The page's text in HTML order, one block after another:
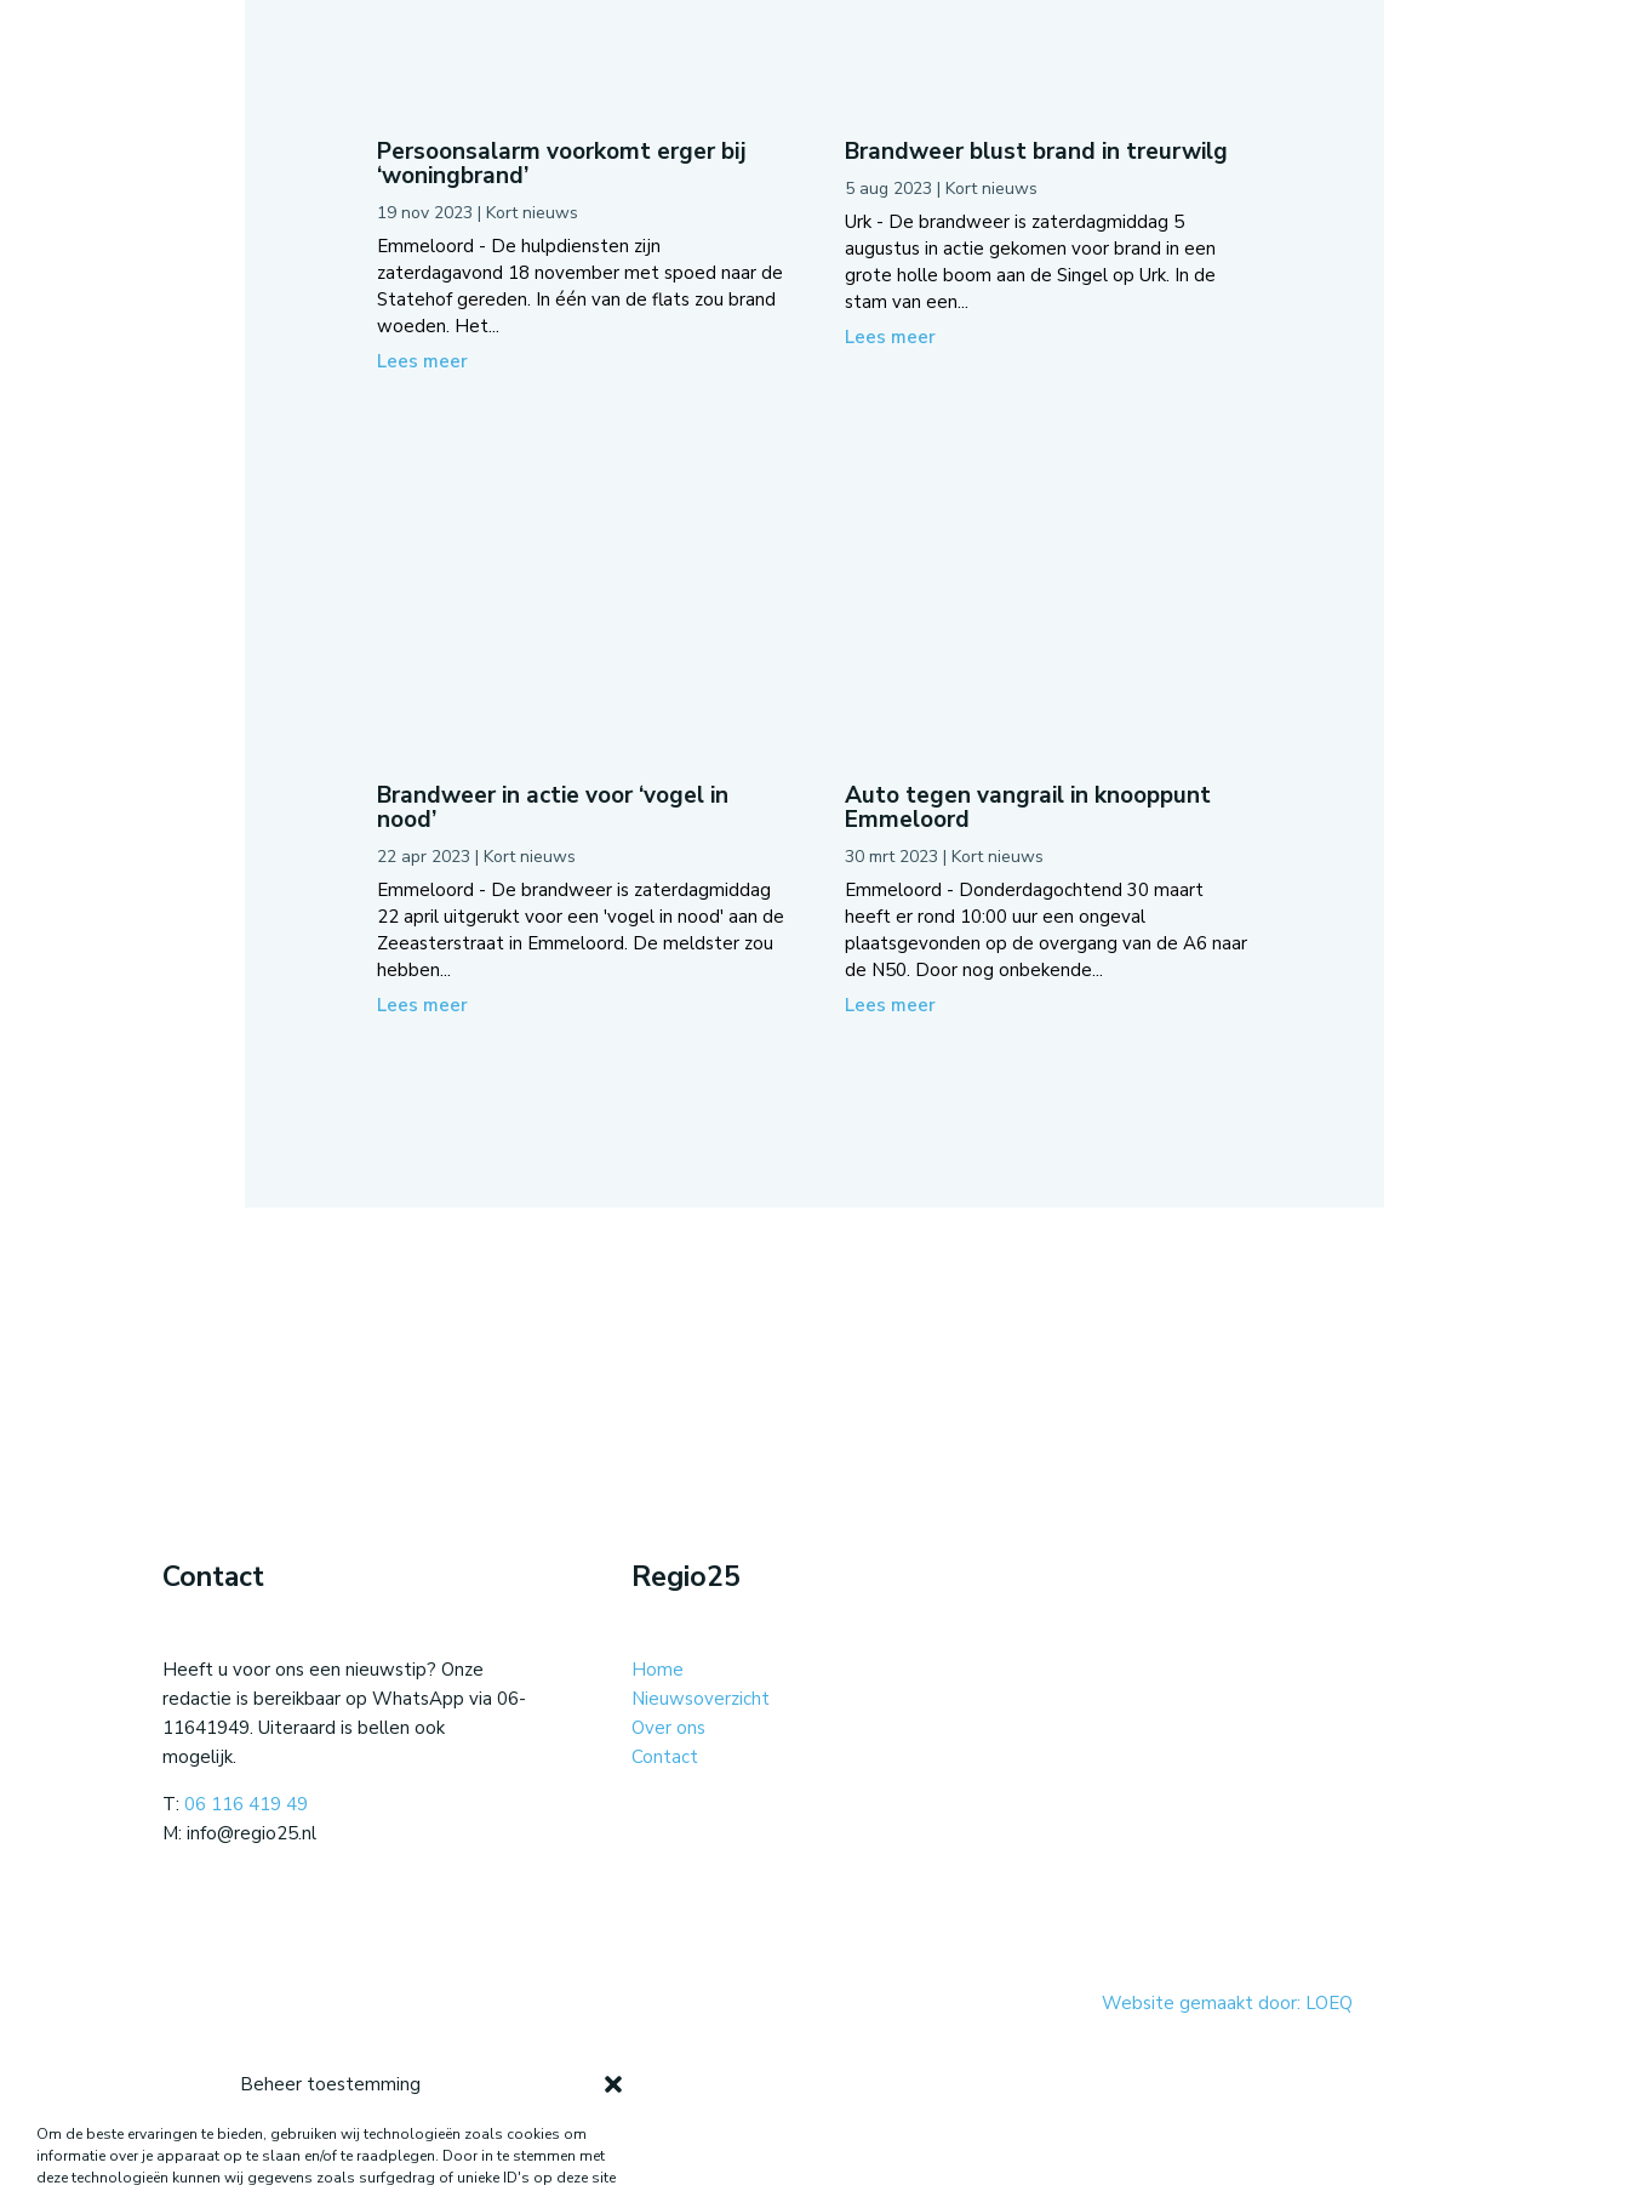
Beheer toestemming
Om de beste ervaringen te bieden, gebruiken wij technologieën zoals cookies om
informatie over je apparaat op te slaan en/of te raadplegen. Door in te stemmen met
deze technologieën kunnen wij gegevens zoals surfgedrag of unieke ID's op deze site
Persoonsalarm voorkomt erger bij
‘woningbrand’
19 nov 2023 | Kort nieuws
Emmeloord - De hulpdiensten zijn
zaterdagavond 18 november met spoed naar de
Statehof gereden. In één van de flats zou brand
woeden. Het...
Lees meer
Brandweer blust brand in treurwilg
5 aug 2023 | Kort nieuws
Urk - De brandweer is zaterdagmiddag 5
augustus in actie gekomen voor brand in een
grote holle boom aan de Singel op Urk. In de
stam van een...
Lees meer
Brandweer in actie voor ‘vogel in
nood’
22 apr 2023 | Kort nieuws
Emmeloord - De brandweer is zaterdagmiddag
22 april uitgerukt voor een 'vogel in nood' aan de
Zeeasterstraat in Emmeloord. De meldster zou
hebben...
Lees meer
Auto tegen vangrail in knooppunt
Emmeloord
30 mrt 2023 | Kort nieuws
Emmeloord - Donderdagochtend 30 maart
heeft er rond 10:00 uur een ongeval
plaatsgevonden op de overgang van de A6 naar
de N50. Door nog onbekende...
Lees meer
Contact
Heeft u voor ons een nieuwstip? Onze
redactie is bereikbaar op WhatsApp via 06-
11641949. Uiteraard is bellen ook
mogelijk.
T:06 116 419 49
M: info@regio25.nl
Regio25
Home
Nieuwsoverzicht
Over ons
Contact
Website gemaakt door: LOEQ